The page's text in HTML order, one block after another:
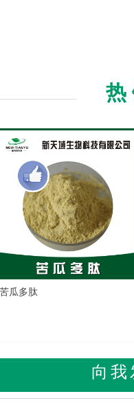
向我
瓜多肽
热